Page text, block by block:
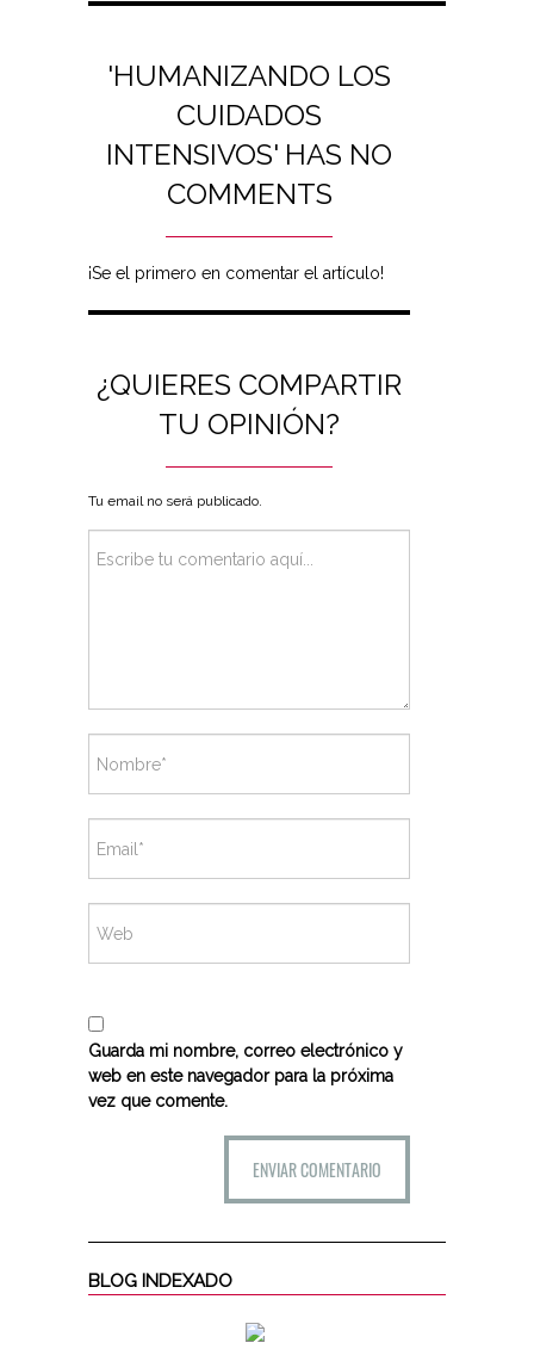
'HUMANIZANDO LOS
CUIDADOS
INTENSIVOS' HAS NO
COMMENTS
¡Se el primero en comentar el artículo!
¿QUIERES COMPARTIR
TU OPINIÓN?
Tu email no será publicado.
Guarda mi nombre, correo electrónico y
web en este navegador para la próxima
vez que comente.
BLOG INDEXADO